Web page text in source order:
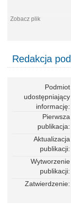
Redakcja
Podmiot
udostępniający
informację
Pierwsza
publikacja
Aktualizacja
publikacji
Wytworzenie
publikacji
Zatwierdzenie